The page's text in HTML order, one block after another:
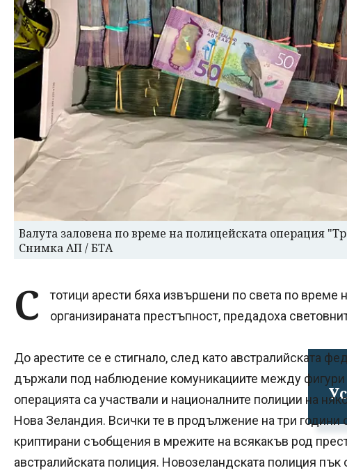
Валута заловена по време на полицейската операция
Снимка АП / БТА
С
тотици арести бяха извършени по света по
организираната престъпност, предадоха
До арестите се е стигнало, след като австралийската
държали под наблюдение комуникациите между фигури
операцията са участвали и националните полиции на
Нова Зеландия. Всички те в продължение на три години
криптирани съобщения в мрежите на всякакъв род
австралийската полиция. Новозеландската полиция пък